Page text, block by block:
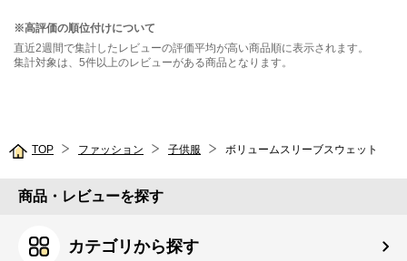
※高評価の順位付けについて
直近2週間で集計したレビューの評価平均が高い商品順に表示されます。
集計対象は、5件以上のレビューがある商品となります。
TOP ファッション 子供服 ボリュームスリーブスウェット
商品・レビューを探す
カテゴリから探す